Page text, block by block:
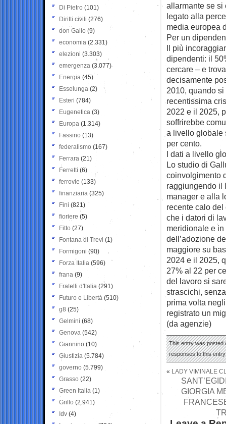
allarmante se si
legato alla
media europea
Per un
Il più
dipendenti: il
cercare – e
decisamente
2010, quando
recentissima
2022 e il 2025,
soffrirebbe
a livello globale
per cento.
I dati a livello
Lo studio di
coinvolgimento
raggiungendo il
manager e alla
recente calo
che i datori di
meridionale e
dell’adozione
maggiore su
2024 e il 2025,
27% al 22 per
del lavoro si
strascichi,
prima volta
registrato un
(da agenzie)
This entry was posted
responses to this
« LADY VIMINALE
GIORGIA
Di Pietro (101)
Diritti civili (276)
don Gallo (9)
economia (2.331)
elezioni (3.303)
emergenza (3.077)
Energia (45)
Esselunga (2)
Esteri (784)
Eugenetica (3)
Europa (1.314)
Fassino (13)
federalismo (167)
Ferrara (21)
Ferretti (6)
ferrovie (133)
finanziaria (325)
Fini (821)
fioriere (5)
Fitto (27)
Fontana di Trevi (1)
Formigoni (90)
Forza Italia (596)
frana (9)
Fratelli d'Italia (291)
Futuro e Libertà (510)
g8 (25)
Gelmini (68)
Genova (542)
Giannino (10)
Giustizia (5.784)
governo (5.799)
Grasso (22)
Green Italia (1)
Grillo (2.941)
Idv (4)